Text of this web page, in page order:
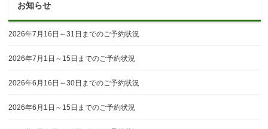
お知らせ
2026年7月16日～31日までのご予約状況
2026年7月1日～15日までのご予約状況
2026年6月16日～30日までのご予約状況
2026年6月1日～15日までのご予約状況